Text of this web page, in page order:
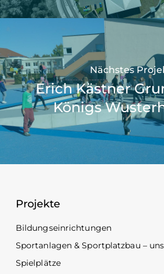
Nächstes
Erich Kästner
Königs
Projekte
Bildungseinrichtungen
Sportanlagen & Sportplatzbau –
Spielplätze